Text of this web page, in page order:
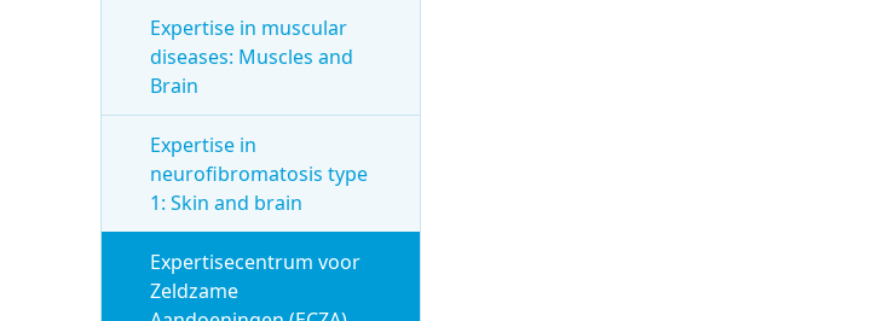
Expertise in muscular
diseases: Muscles and
Brain
Expertise in
neurofibromatosis type
1: Skin and brain
Expertisecentrum voor
Zeldzame